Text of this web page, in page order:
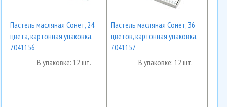
Пастель масляная Сонет, 24
цвета, картонная упаковка,
7041156
В упаковке: 12 шт.
Пастель масляная Сонет, 36
цветов, картонная упаковка,
7041157
В упаковке: 12 шт.